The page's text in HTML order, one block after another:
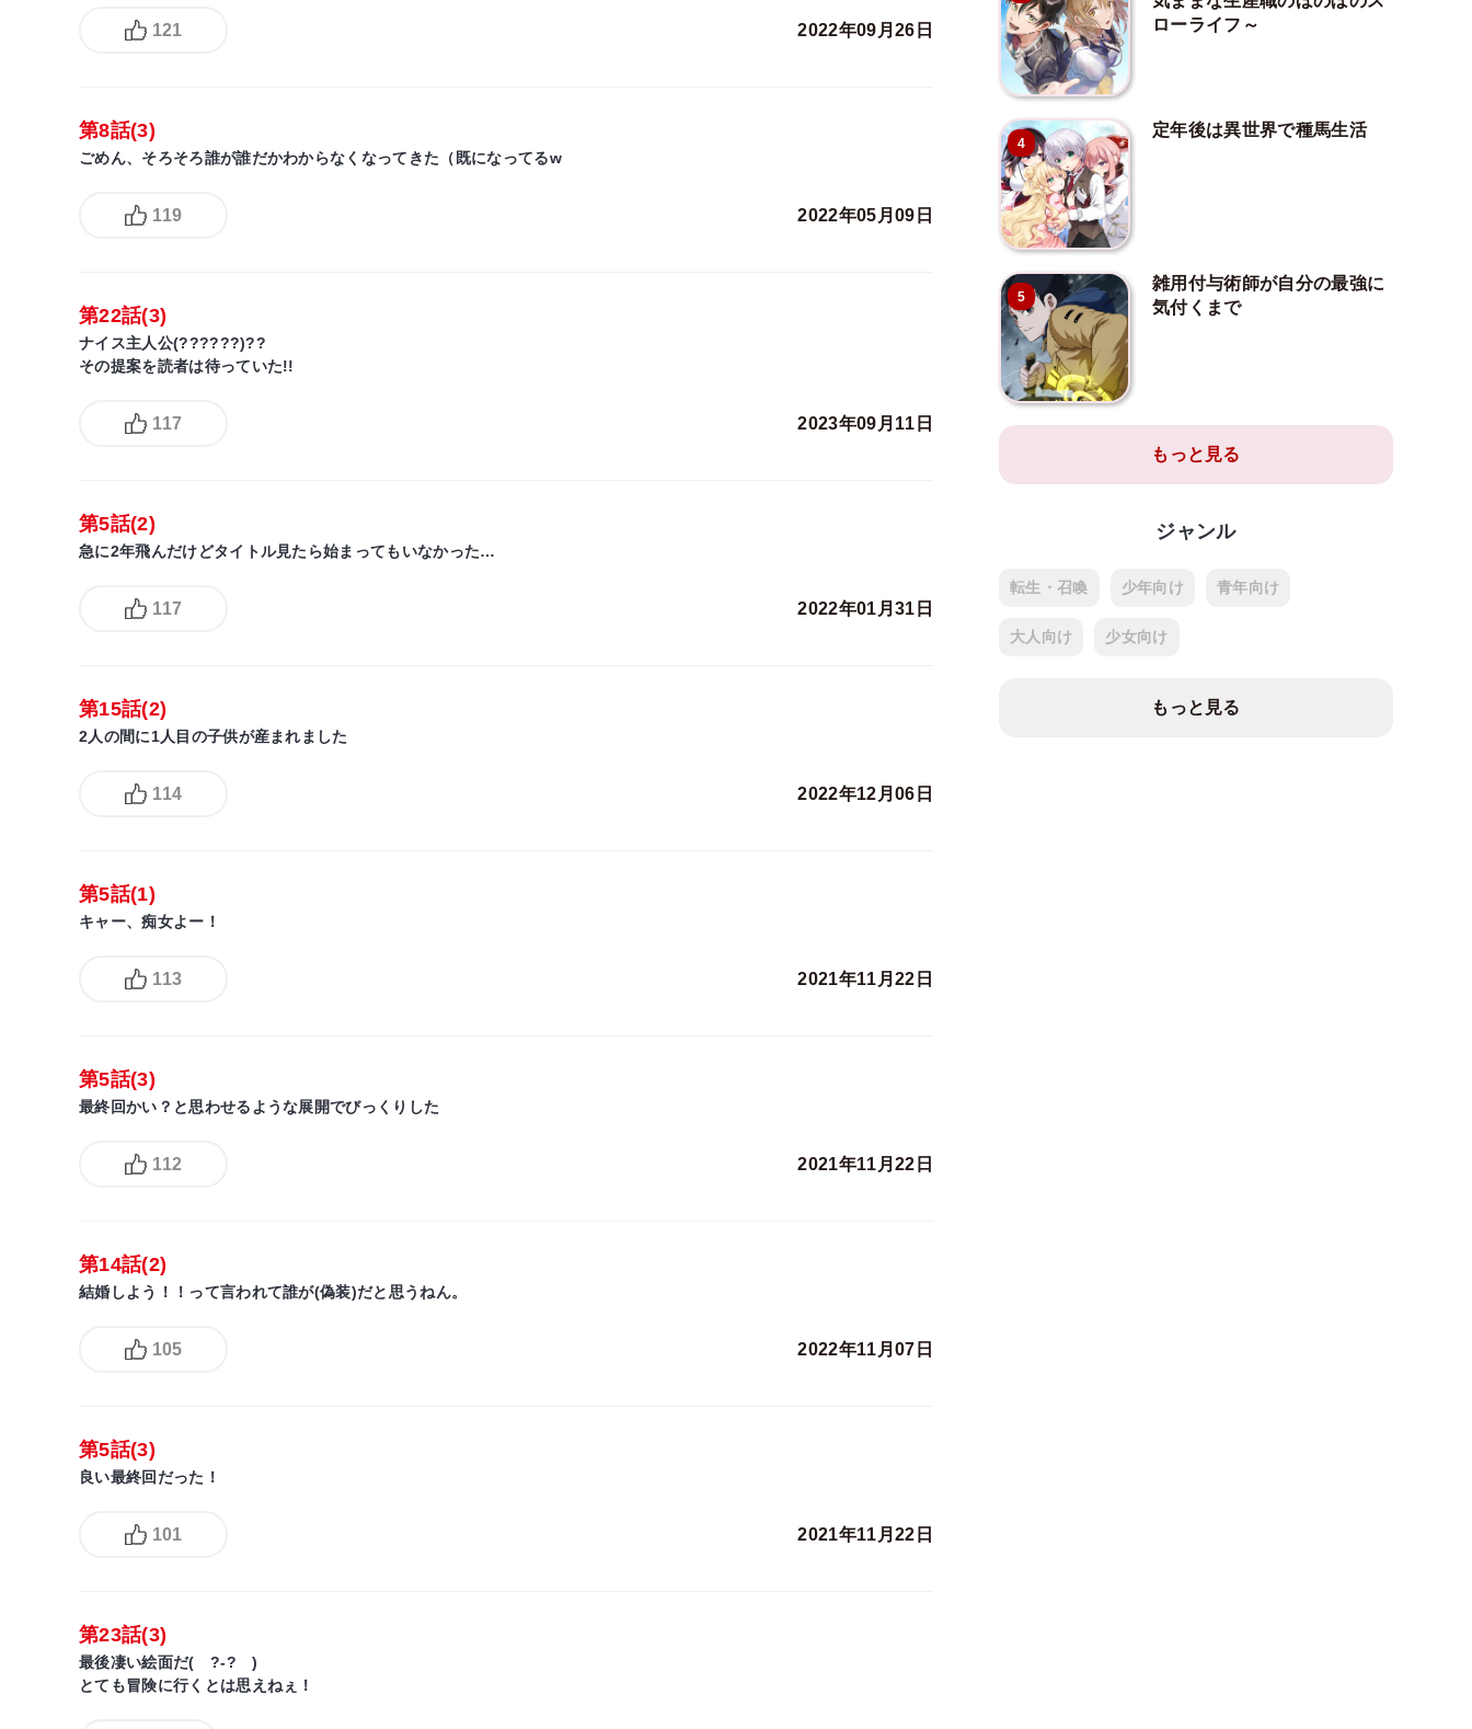
121 2022年09月26日
第8話(3)
ごめん、そろそろ誰が誰だかわからなくなってきた（既になってるw
119 2022年05月09日
第22話(3)
ナイス主人公(??????)??
その提案を読者は待っていた!!
117 2023年09月11日
第5話(2)
急に2年飛んだけどタイトル見たら始まってもいなかった…
117 2022年01月31日
第15話(2)
2人の間に1人目の子供が産まれました
114 2022年12月06日
第5話(1)
キャー、痴女よー！
113 2021年11月22日
第5話(3)
最終回かい？と思わせるような展開でびっくりした
112 2021年11月22日
第14話(2)
結婚しよう！！って言われて誰が(偽装)だと思うねん。
105 2022年11月07日
第5話(3)
良い最終回だった！
101 2021年11月22日
第23話(3)
最後凄い絵面だ( ?-? )
とても冒険に行くとは思えねぇ！
ローライフ～
4
定年後は異世界で種馬生活
5
雑用付与術師が自分の最強に
気付くまで
もっと見る
ジャンル
転生・召喚 少年向け 青年向け
大人向け 少女向け
もっと見る